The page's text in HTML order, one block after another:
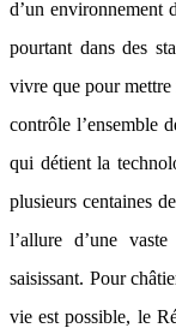
d’un environnement
pourtant dans des
vivre que pour mettre
contrôle l’ensemble
qui détient la
plusieurs centaines
l’allure d’une
saisissant. Pour
vie est possible, le